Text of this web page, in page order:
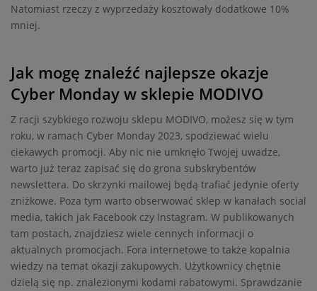
Natomiast rzeczy z wyprzedaży kosztowały dodatkowe 10%
mniej.
Jak mogę znaleźć najlepsze okazje
Cyber Monday w sklepie MODIVO
Z racji szybkiego rozwoju sklepu MODIVO, możesz się w tym
roku, w ramach Cyber Monday 2023, spodziewać wielu
ciekawych promocji. Aby nic nie umknęło Twojej uwadze,
warto już teraz zapisać się do grona subskrybentów
newslettera. Do skrzynki mailowej będą trafiać jedynie oferty
zniżkowe. Poza tym warto obserwować sklep w kanałach social
media, takich jak Facebook czy Instagram. W publikowanych
tam postach, znajdziesz wiele cennych informacji o
aktualnych promocjach. Fora internetowe to także kopalnia
wiedzy na temat okazji zakupowych. Użytkownicy chętnie
dzielą się np. znalezionymi kodami rabatowymi. Sprawdzanie